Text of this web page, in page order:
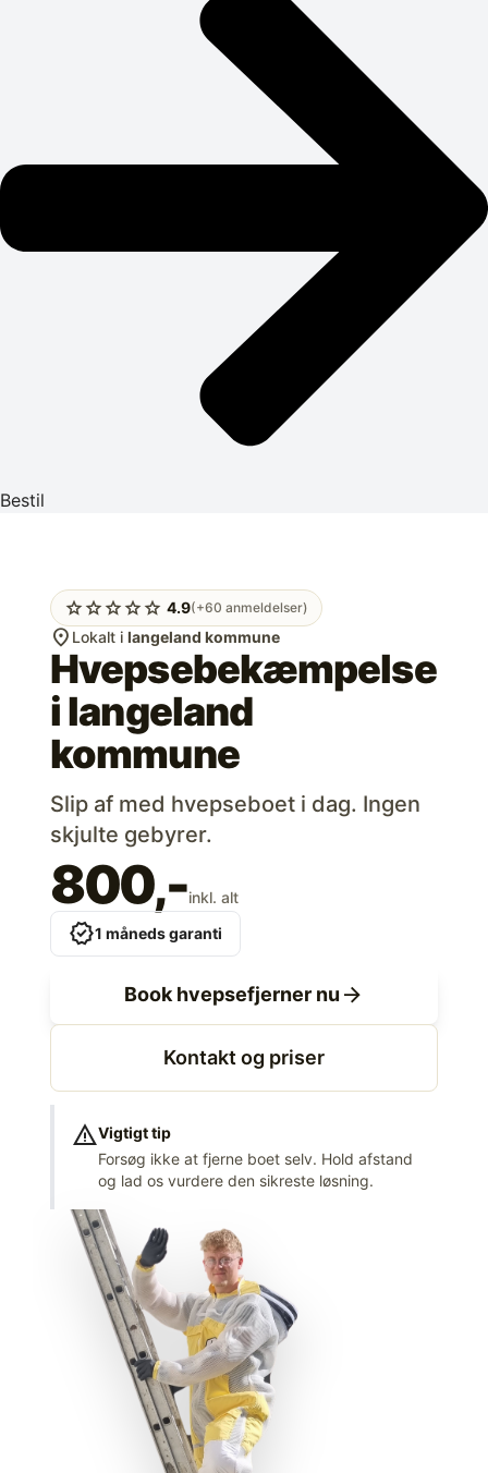
Bestil
starstarstarstarstar 4.9(+60 anmeldelser)
location_on Lokalt i langeland kommune
Hvepsebekæmpelse
ilangeland
kommune
Slip af med hvepseboet i dag. Ingen
skjulte gebyrer.
800,-inkl. alt
verified1 måneds garanti
Book hvepsefjerner nu arrow_forward
Kontakt og priser
warningVigtigt tip
Forsøg ikke at fjerne boet selv. Hold afstand
og lad os vurdere den sikreste løsning.